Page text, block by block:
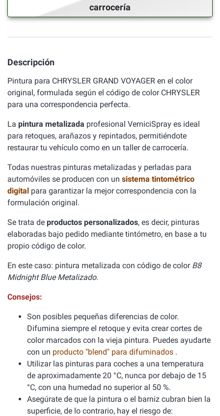
carrocería
Descripción
Pintura para CHRYSLER GRAND VOYAGER en el color
original, formulada según el código de color CHRYSLER
para una correspondencia perfecta.
La pintura metalizada profesional VerniciSpray es ideal
para retoques, arañazos y repintados, permitiéndote
restaurar tu vehículo como en un taller de carrocería.
Todas nuestras pinturas metalizadas y perladas para
automóviles se producen con un sistema tintométrico
digital para garantizar la mejor correspondencia con la
formulación original.
Se trata de productos personalizados, es decir, pinturas
elaboradas bajo pedido mediante tintómetro, en base a tu
propio código de color.
En este caso: pintura metalizada con código de color B8
Midnight Blue Metalizado.
Consejos:
Son posibles pequeñas diferencias de color.
Difumina siempre el retoque y evita crear cortes de
color marcados con la vieja pintura. Puedes ayudarte
con un producto "blend" para difuminados .
Utilizar las pinturas para coches a una temperatura
de aproximadamente 20 °C, nunca por debajo de 15
°C, con una humedad no superior al 50 %.
Asegúrate de que la pintura o el barniz cubran bien la
superficie, de lo contrario, hay el riesgo de: